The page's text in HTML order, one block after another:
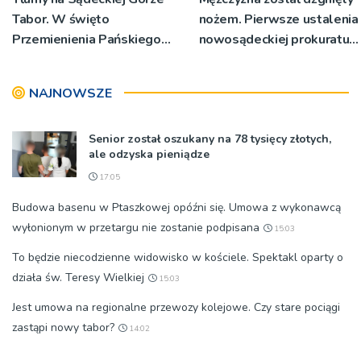
Tabor. W święto
Przemienienia Pańskiego
[ZDJĘCIA]
nożem. Pierwsze ustalenia
nowosądeckiej prokuratury
NAJNOWSZE
Senior został oszukany na 78 tysięcy złotych,
ale odzyska pieniądze
17:05
Budowa basenu w Ptaszkowej opóźni się. Umowa z wykonawcą
wyłonionym w przetargu nie zostanie podpisana
15:03
To będzie niecodzienne widowisko w kościele. Spektakl oparty o
działa św. Teresy Wielkiej
15:03
Jest umowa na regionalne przewozy kolejowe. Czy stare pociągi
zastąpi nowy tabor?
14:02